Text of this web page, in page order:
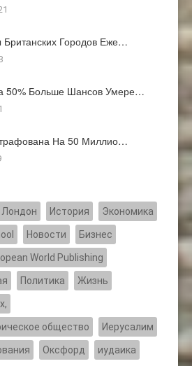
Городов Еже…
Больше Шансов Умере…
На 50 Миллио…
Лондон История Экономика
Новости Бизнес
World Publishing
Политика Жизнь
общество Иерусалим
Оксфорд иудаика